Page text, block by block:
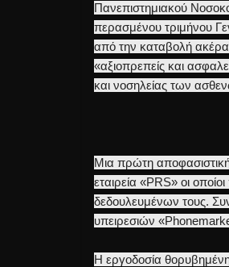
Πανεπιστημιακού
περασμένου τριμήνου
από την καταβολή
«αξιοπρεπείς και
και νοσηλείας των
Μια πρώτη
εταιρεία «PRS» οι
δεδουλευμένων τους.
υπειρεσιών
Η εργοδοσία